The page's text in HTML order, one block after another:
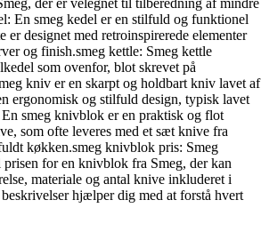
En smeg kedel er en stilfuld og funktionel
er designet med retroinspirerede elementer
og finish.smeg kettle: Smeg kettle
som ovenfor, blot skrevet på
kniv er en skarpt og holdbart kniv lavet af
ergonomisk og stilfuld design, typisk lavet
smeg knivblok er en praktisk og flot
som ofte leveres med et sæt knive fra
køkken.smeg knivblok pris: Smeg
for en knivblok fra Smeg, der kan
materiale og antal knive inkluderet i
beskrivelser hjælper dig med at forstå hvert